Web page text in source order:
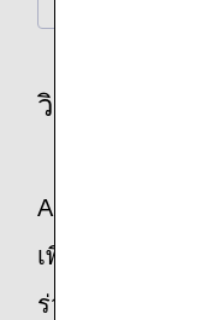
วิดีโอสาธิตคว
ANA ได้ร่วมมือกั
เพื่อสร้างวิดีโอส
ร่วมกับโปเกมอน